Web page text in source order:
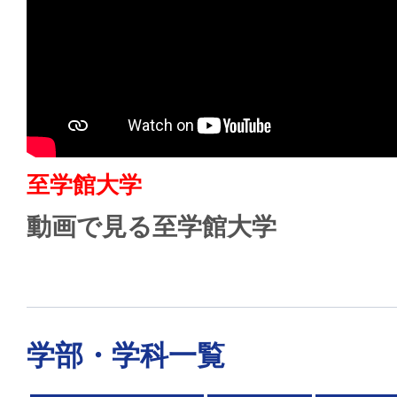
至学館大学
動画で見る至学館大学
学部・学科一覧